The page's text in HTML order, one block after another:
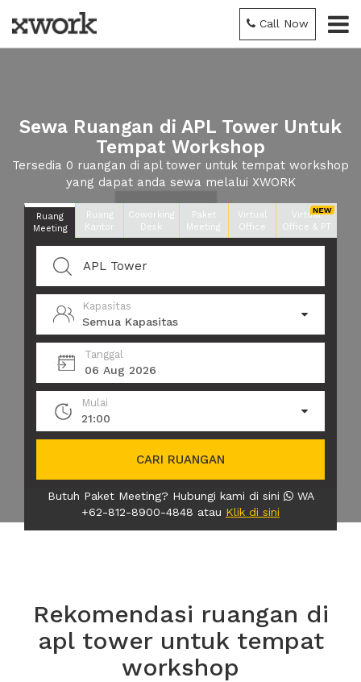
Call Now
Sewa Ruangan di APL Tower Untuk
Tempat Workshop
Tersedia 0 ruangan di apl tower untuk tempat workshop
yang dapat anda sewa melalui XWORK
Ruang
Meeting
Ruang
Kantor
Coworking
Desk
Paket
Meeting
Virtual
Office
Virtual
Office & PT
Kapasitas
Semua Kapasitas
Tanggal
06 Aug 2026
Mulai
21:00
CARI RUANGAN
Butuh Paket Meeting? Hubungi kami di sini
WA
+62-812-8900-4848 atau Klik di sini
Rekomendasi ruangan di
apl tower untuk tempat
workshop